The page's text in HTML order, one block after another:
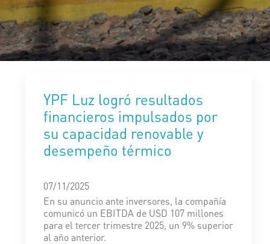
YPF Luz logró resultados
financieros impulsados por
su capacidad renovable y
desempeño térmico
07/11/2025
En su anuncio ante inversores, la compañía
comunicó un EBITDA de USD 107 millones
para el tercer trimestre 2025, un 9% superior
al año anterior.